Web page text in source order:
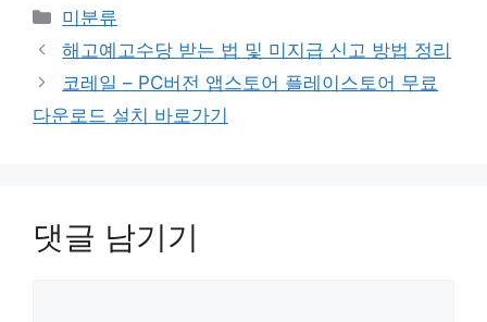
카
테
고
리
미분류
해고예고수당 받는 법 및 미지급 신고 방법 정리
코레일 – PC버전 앱스토어 플레이스토어 무료
다운로드 설치 바로가기
댓글 남기기